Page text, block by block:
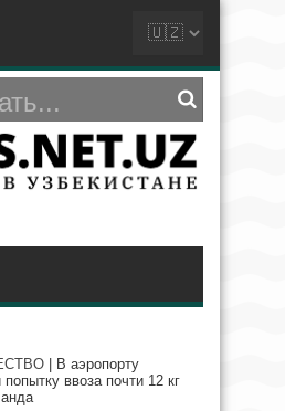
В аэропорту
ввоза почти 12 кг